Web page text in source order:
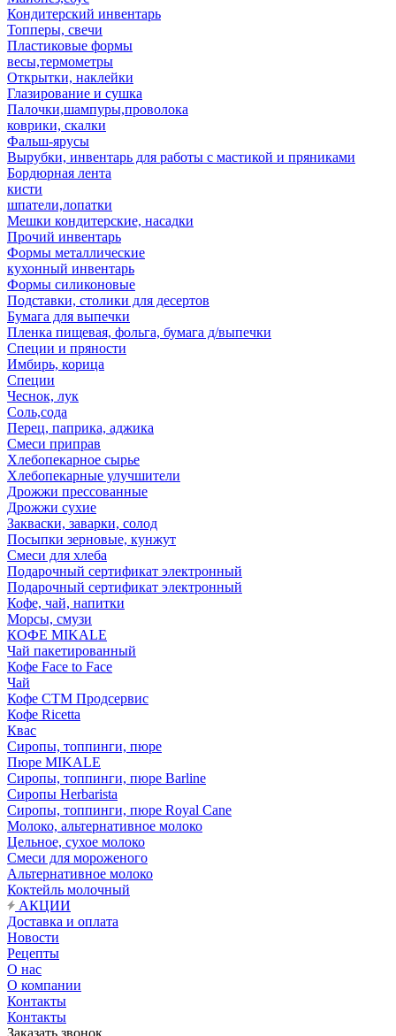
Кондитерский инвентарь
Топперы, свечи
Пластиковые формы
весы,термометры
Открытки, наклейки
Глазирование и сушка
Палочки,шампуры,проволока
коврики, скалки
Фальш-ярусы
Вырубки, инвентарь для работы с мастикой и пряниками
Бордюрная лента
кисти
шпатели,лопатки
Мешки кондитерские, насадки
Прочий инвентарь
Формы металлические
кухонный инвентарь
Формы силиконовые
Подставки, столики для десертов
Бумага для выпечки
Пленка пищевая, фольга, бумага д/выпечки
Специи и пряности
Имбирь, корица
Специи
Чеснок, лук
Соль,сода
Перец, паприка, аджика
Смеси приправ
Хлебопекарное сырье
Хлебопекарные улучшители
Дрожжи прессованные
Дрожжи сухие
Закваски, заварки, солод
Посыпки зерновые, кунжут
Смеси для хлеба
Подарочный сертификат электронный
Подарочный сертификат электронный
Кофе, чай, напитки
Морсы, смузи
КОФЕ MIKALE
Чай пакетированный
Кофе Face to Face
Чай
Кофе СТМ Продсервис
Кофе Ricetta
Квас
Сиропы, топпинги, пюре
Пюре MIKALE
Сиропы, топпинги, пюре Barline
Сиропы Herbarista
Сиропы, топпинги, пюре Royal Cane
Молоко, альтернативное молоко
Цельное, сухое молоко
Смеси для мороженого
Альтернативное молоко
Коктейль молочный
АКЦИИ
Доставка и оплата
Новости
Рецепты
О нас
О компании
Контакты
Контакты
Заказать звонок